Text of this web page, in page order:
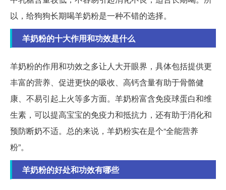
以，给狗狗长期喝羊奶粉是一种不错的选择。
羊奶粉的十大作用和功效是什么
羊奶粉的作用和功效之多让人大开眼界，具体包括提供更
丰富的营养、促进更快的吸收、高钙含量有助于骨骼健
康、不易引起上火等多方面。羊奶粉富含免疫球蛋白和维
生素，可以提高宝宝的免疫力和抵抗力，还有助于消化和
预防断奶不适。总的来说，羊奶粉实在是个“全能营养
粉”。
羊奶粉的好处和功效有哪些